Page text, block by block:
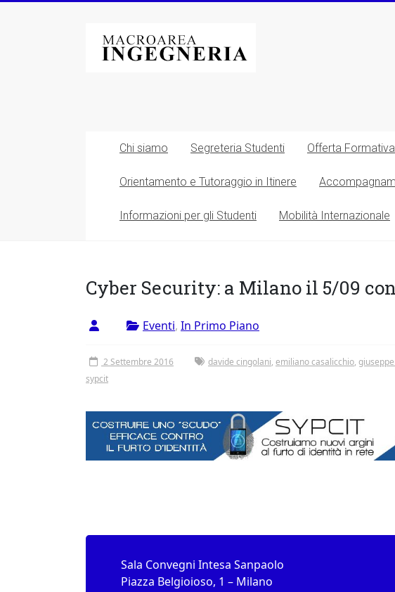
Macroarea
di
Università
degli
Studi
Tor
Vergata
Chi siamo Segreteria Studenti Offerta Formativa
Orientamento e Tutoraggio in Itinere
Informazioni per gli Studenti Mobilità Internazionale
Cyber Security: a Milano il 5/09
Eventi, In Primo Piano
2 Settembre 2016 davide cingolani, emiliano casalicchio,
sypcit
Sala Convegni Intesa Sanpaolo
Piazza Belgioioso, 1 – Milano